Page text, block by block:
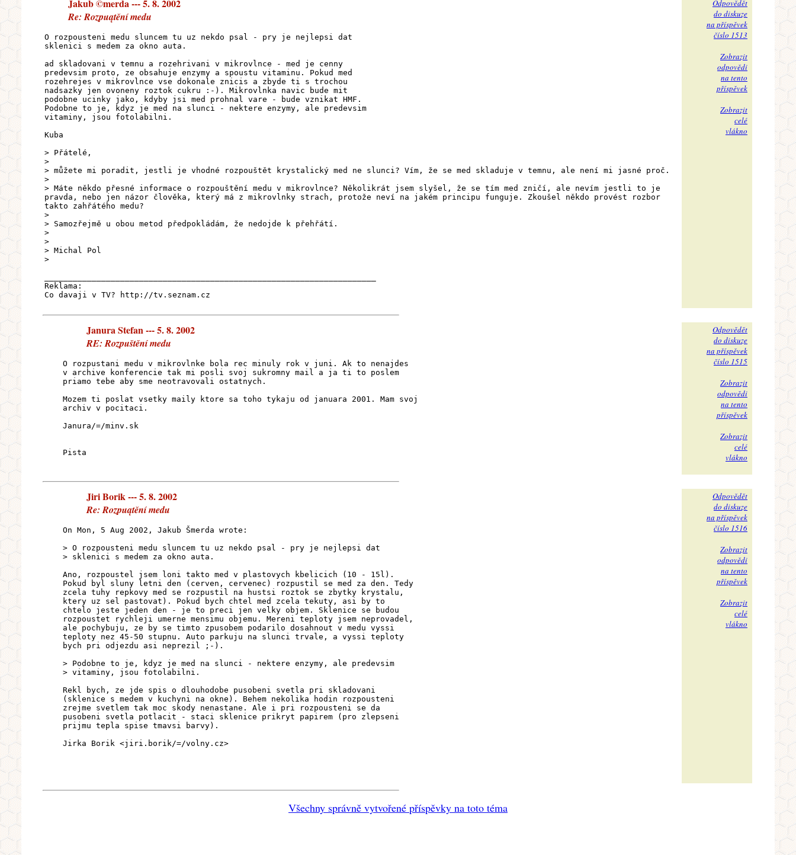
Jakub ©merda --- 5. 8. 2002
Re: Rozpuątění medu
O rozpousteni medu sluncem tu uz nekdo psal - pry je nejlepsi dat
sklenici s medem za okno auta.
ad skladovani v temnu a rozehrivani v mikrovlnce - med je cenny
predevsim proto, ze obsahuje enzymy a spoustu vitaminu. Pokud med
rozehrejes v mikrovlnce vse dokonale znicis a zbyde ti s trochou
nadsazky jen ovoneny roztok cukru :-). Mikrovlnka navic bude mit
podobne ucinky jako, kdyby jsi med prohnal vare - bude vznikat HMF.
Podobne to je, kdyz je med na slunci - nektere enzymy, ale predevsim
vitaminy, jsou fotolabilni.
Kuba
> Přátelé,
>
> můžete mi poradit, jestli je vhodné rozpouštět krystalický med ne slunci? Vím, že se med skladuje v temnu, ale není mi jasné proč.
>
> Máte někdo přesné informace o rozpouštění medu v mikrovlnce? Několikrát jsem slyšel, že se tím med zničí, ale nevím jestli to je
pravda, nebo jen názor člověka, který má z mikrovlnky strach, protože neví na jakém principu funguje. Zkoušel někdo provést rozbor
takto zahřátého medu?
>
> Samozřejmě u obou metod předpokládám, že nedojde k přehřátí.
>
>
> Michal Pol
>
Reklama:
Co davaji v TV? http://tv.seznam.cz
Odpovědět
do diskuze
na příspěvek
číslo 1513
Zobrazit
odpovědi
na tento
příspěvek
Zobrazit
celé
vlákno
Janura Stefan --- 5. 8. 2002
RE: Rozpuštění medu
O rozpustani medu v mikrovlnke bola rec minuly rok v juni. Ak to nenajdes
v archive konferencie tak mi posli svoj sukromny mail a ja ti to poslem
priamo tebe aby sme neotravovali ostatnych.
Mozem ti poslat vsetky maily ktore sa toho tykaju od januara 2001. Mam svoj
archiv v pocitaci.
Janura/=/minv.sk
Pista
Odpovědět
do diskuze
na příspěvek
číslo 1515
Zobrazit
odpovědi
na tento
příspěvek
Zobrazit
celé
vlákno
Jiri Borik --- 5. 8. 2002
Re: Rozpuątění medu
On Mon, 5 Aug 2002, Jakub Šmerda wrote:
> O rozpousteni medu sluncem tu uz nekdo psal - pry je nejlepsi dat
> sklenici s medem za okno auta.
Ano, rozpoustel jsem loni takto med v plastovych kbelicich (10 - 15l).
Pokud byl sluny letni den (cerven, cervenec) rozpustil se med za den. Tedy
zcela tuhy repkovy med se rozpustil na hustsi roztok se zbytky krystalu,
ktery uz sel pastovat). Pokud bych chtel med zcela tekuty, asi by to
chtelo jeste jeden den - je to preci jen velky objem. Sklenice se budou
rozpoustet rychleji umerne mensimu objemu. Mereni teploty jsem neprovadel,
ale pochybuju, ze by se timto zpusobem podarilo dosahnout v medu vyssi
teploty nez 45-50 stupnu. Auto parkuju na slunci trvale, a vyssi teploty
bych pri odjezdu asi neprezil ;-).
> Podobne to je, kdyz je med na slunci - nektere enzymy, ale predevsim
> vitaminy, jsou fotolabilni.
Rekl bych, ze jde spis o dlouhodobe pusobeni svetla pri skladovani
(sklenice s medem v kuchyni na okne). Behem nekolika hodin rozpousteni
zrejme svetlem tak moc skody nenastane. Ale i pri rozpousteni se da
pusobeni svetla potlacit - staci sklenice prikryt papirem (pro zlepseni
prijmu tepla spise tmavsi barvy).
Jirka Borik <jiri.borik/=/volny.cz>
Odpovědět
do diskuze
na příspěvek
číslo 1516
Zobrazit
odpovědi
na tento
příspěvek
Zobrazit
celé
vlákno
Všechny správně vytvořené příspěvky na toto téma